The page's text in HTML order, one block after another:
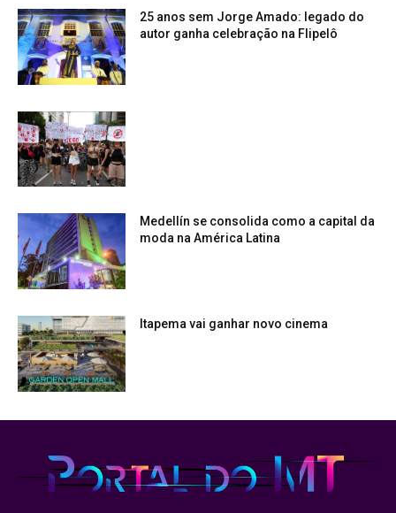
25 anos sem Jorge Amado: legado do
autor ganha celebração na Flipelô
Medellín se consolida como a capital da
moda na América Latina
Itapema vai ganhar novo cinema